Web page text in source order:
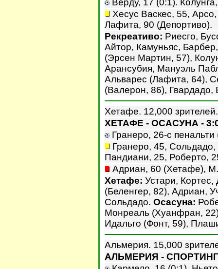
Верду, 17 (0:1).
Хесус Васкес, 55,
Лафита, 90 (Депортиво).
Рекреативо: Риесго,
Айтор, Камуньяс,
(Эрсен Мартин, 57),
Арансубия, Мануэль
Альварес (Лафита, 64),
(Валерон, 86), Гвардадо,
Хетафе. 12,000 зрителей.
ХЕТАФЕ - ОСАСУНА -
Гранеро, 26-с
Гранеро, 45,
Пандиани, 25, Роберто,
Адриан, 60 (Хетафе),
Хетафе: Устари,
(Беленгер, 82), Адриан,
Сольдадо. Осасуна:
Монреаль (Хуанфран,
Идальго (Фонт, 59),
Альмерия. 15,000
АЛЬМЕРИЯ - СПОРТИНГ